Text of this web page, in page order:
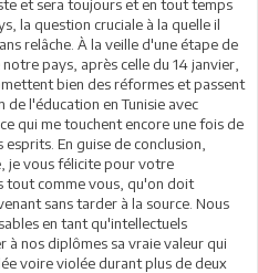
et sera toujours et en tout temps
la question cruciale à la quelle il
relâche. À la veille d'une étape de
pays, après celle du 14 janvier,
bien des réformes et passent
de l'éducation en Tunisie avec
qui me touchent encore une fois de
En guise de conclusion,
je vous félicite pour votre
tout comme vous, qu'on doit
sans tarder à la source. Nous
en tant qu'intellectuels
à nos diplômes sa vraie valeur qui
voire violée durant plus de deux